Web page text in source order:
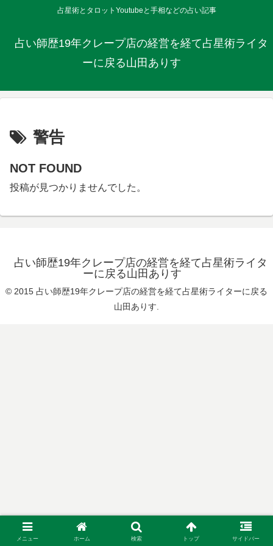
占星術とタロットYoutubeと手相などの占い記事
占い師歴19年クレープ店の経営を経て占星術ライタ
ーに戻る山田ありす
警告
NOT FOUND
投稿が見つかりませんでした。
占い師歴19年クレープ店の経営を経て占星術ライタ
ーに戻る山田ありす
© 2015 占い師歴19年クレープ店の経営を経て占星術ライターに戻る
山田ありす.
メニュー ホーム 検索 トップ サイドバー